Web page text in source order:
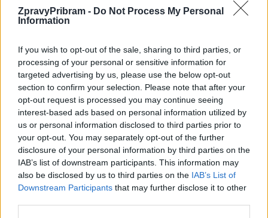
ZpravyPribram - Do Not Process My Personal
Information
If you wish to opt-out of the sale, sharing to third parties, or
processing of your personal or sensitive information for
targeted advertising by us, please use the below opt-out
section to confirm your selection. Please note that after your
opt-out request is processed you may continue seeing
interest-based ads based on personal information utilized by
us or personal information disclosed to third parties prior to
your opt-out. You may separately opt-out of the further
disclosure of your personal information by third parties on the
IAB’s list of downstream participants. This information may
also be disclosed by us to third parties on the IAB’s List of
Downstream Participants that may further disclose it to other
Předchozí článek
máte pod parcelou a které sítě
máte v její těsné blízkosti
Následující článek
V posledních letech zájem nebyl
SOUVISEJÍCÍ ČLÁNKY
VÍCE OD AUTORA
Lifestyle
Kam na výlet se psem? Střední Čechy
nabízejí hrady, skanzeny i osvěžení
v přírodě